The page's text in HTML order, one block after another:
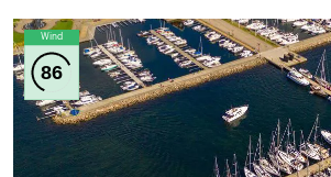
Wind
86